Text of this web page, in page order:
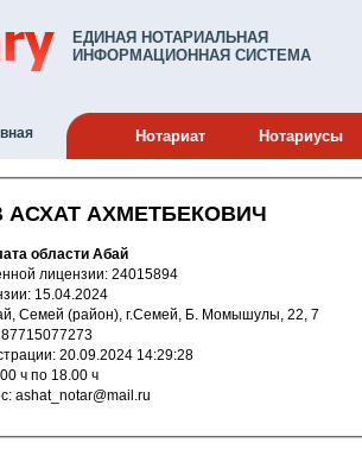
ЕДИНАЯ НОТАРИАЛЬНАЯ
ИНФОРМАЦИОННАЯ СИСТЕМА
Нотариат Нотариусы
АСХАТ АХМЕТБЕКОВИЧ
области Абай
Номер государственной лицензии: 24015894
Дата выдачи лицензии: 15.04.2024
Адрес: область Абай, Семей (район), г.Семей, Б. Момышулы, 22, 7
Рабочий телефон: 87715077273
Дата учетной регистрации: 20.09.2024 14:29:28
с 9.00 ч по 18.00 ч
Электронный адрес: ashat_notar@mail.ru